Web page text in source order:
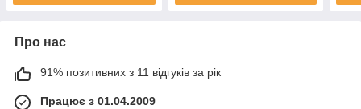
Про нас
91% позитивних з 11 відгуків за рік
Працює з 01.04.2009